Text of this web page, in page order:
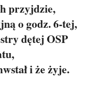
przyjdzie,
o godz. 6-tej,
dętej OSP
i że żyje.